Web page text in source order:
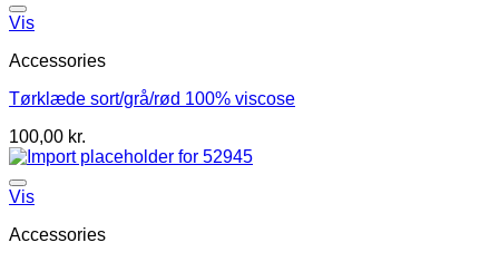
Vis
Accessories
Tørklæde sort/grå/rød 100% viscose
100,00 kr.
Vis
Accessories